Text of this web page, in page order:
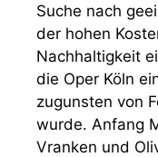
Suche nach
der hohen
Nachhaltigkeit
die Oper Köln
zugunsten von
wurde. Anfang
Vranken und